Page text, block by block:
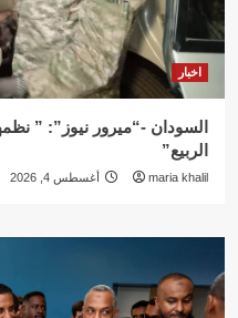
اخبار
السودان -“ميرور نيوز”: ”
الربيع”
maria khalil أغسطس 4, 2026